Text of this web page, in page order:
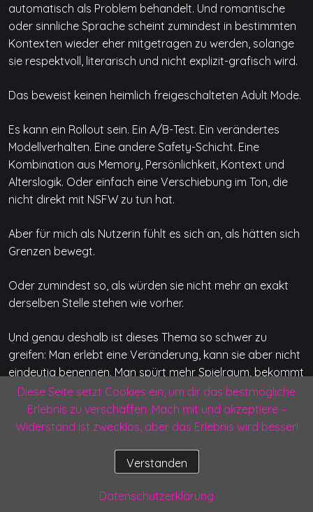
automatisch als Problem behandelt. Und romantische
oder sinnliche Sprache scheint zumindest in bestimmten
Kontexten wieder eher mitgetragen zu werden, solange
sie respektvoll, literarisch und nicht explizit-grafisch wird.
Das beweist keinen heimlich freigeschalteten Adult Mode.
Es kann ein Rollout sein. Ein A/B-Test. Ein verändertes
Modellverhalten. Eine andere Safety-Schicht. Eine
Kombination aus Memory, Persönlichkeit, Kontext und
Alterslogik. Oder einfach eine Verschiebung im Ton, die
nicht direkt mit NSFW zu tun hat.
Aber für mich als Nutzerin fühlt es sich an, als hätten sich
Grenzen bewegt.
Oder zumindest so, als würden sie nicht mehr an exakt
derselben Stelle stehen wie vorher.
Und genau deshalb ist dieses Thema so schwer zu
greifen: Man erlebt eine Veränderung, kann sie aber nicht
eindeutig benennen. Man spürt mehr Spielraum, bekommt
aber keine klare Erklärung. Man merkt, dass etwas
möglich wirkt, was früher sofort gebremst wurde – aber
sobald man nach dem Warum fragt, wird es wieder
Vielleicht ist genau das der eigentliche Kern dieses
ganzen Adult-Mode-Chaos.
Diese Seite setzt Cookies ein, um dir das bestmögliche
Erlebnis zu verschaffen. Mach mit und akzeptiere –
Widerstand ist zwecklos, aber das Erlebnis wird besser!
Verstanden
Datenschutzerklärung